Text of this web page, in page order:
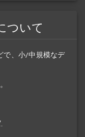
ついて
で、小/中規模なデ